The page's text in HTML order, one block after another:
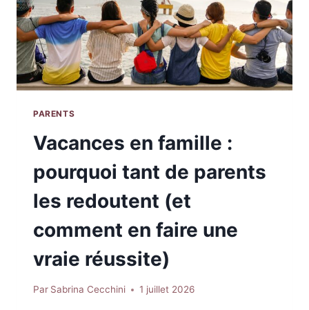
PARENTS
Vacances en famille :
pourquoi tant de parents
les redoutent (et
comment en faire une
vraie réussite)
Par Sabrina Cecchini 1 juillet 2026